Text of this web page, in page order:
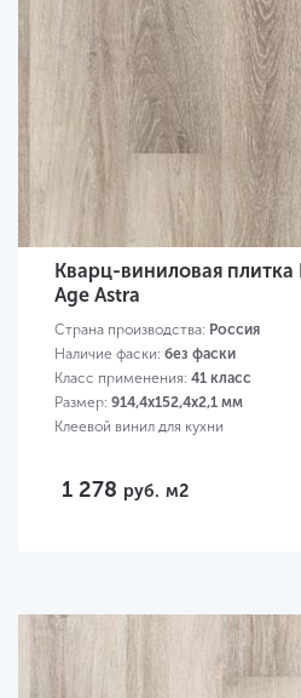
Кварц-виниловая
Age Astra
Страна производства: Россия
Наличие фаски: без фаски
Класс применения: 41 класс
Размер: 914,4х152,4х2,1 мм
Клеевой винил для кухни
1 278 руб. м2